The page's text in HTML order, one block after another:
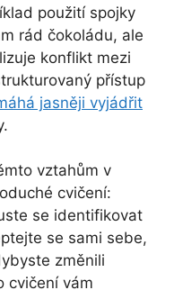
použití spojky
rád čokoládu, ale
konflikt mezi
přístup
jasněji vyjádřit
vztahům v
cvičení:
se identifikovat
se sami sebe,
změnili
cvičení vám